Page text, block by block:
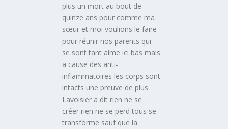
plus un mort au bout de
quinze ans pour comme ma
sœur et moi voulions le faire
pour réunir nos parents qui
se sont tant aime ici bas mais
a cause des anti-
inflammatoires les corps sont
intacts une preuve de plus
Lavoisier a dit rien ne se
créer rien ne se perd tous se
transforme sauf que la